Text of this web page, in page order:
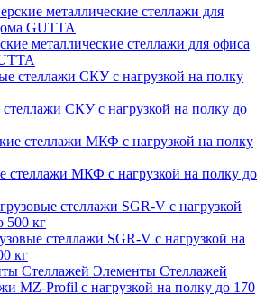
металлические стеллажи для офиса
СКУ с нагрузкой на полку до
стеллажи МКФ с нагрузкой на полку до
стеллажи SGR-V с нагрузкой на
кг
Элементы Стеллажей